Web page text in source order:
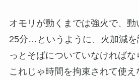
オモリが動くまでは強火で、動
25分…というように、火加減
っとそばについていなければな
これじゃ時間を拘束されて使え